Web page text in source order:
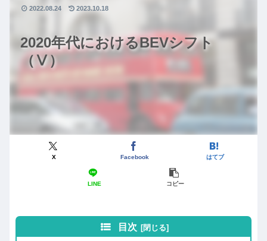
2020年代におけるBEVシフト
（Ⅴ）
X Facebook はてブ
LINE コピー
2022.08.24 2023.10.18
目次